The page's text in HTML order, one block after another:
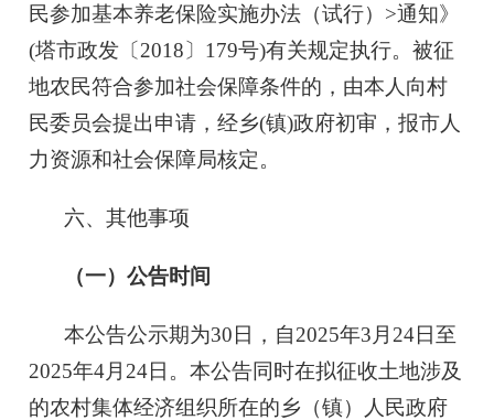
民参加基本养老保险实施办法（试行）>通知》
(塔市政发〔2018〕179号)有关规定执行。被征
地农民符合参加社会保障条件的，由本人向村
民委员会提出申请，经乡(镇)政府初审，报市人
力资源和社会保障局核定。
六、其他事项
（一）公告时间
本公告公示期为30日，自2025年3月24日至
2025年4月24日。本公告同时在拟征收土地涉及
的农村集体经济组织所在的乡（镇）人民政府